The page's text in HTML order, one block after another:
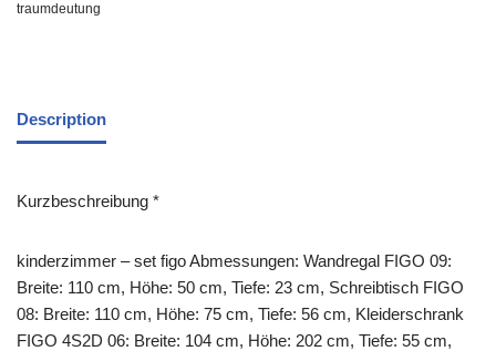
traumdeutung
Description
Kurzbeschreibung *
kinderzimmer – set figo Abmessungen: Wandregal FIGO 09:
Breite: 110 cm, Höhe: 50 cm, Tiefe: 23 cm, Schreibtisch FIGO
08: Breite: 110 cm, Höhe: 75 cm, Tiefe: 56 cm, Kleiderschrank
FIGO 4S2D 06: Breite: 104 cm, Höhe: 202 cm, Tiefe: 55 cm,